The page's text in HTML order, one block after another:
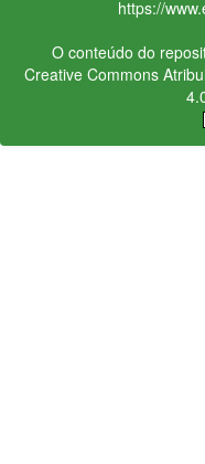
https://
O conteúdo do
Creative Commons